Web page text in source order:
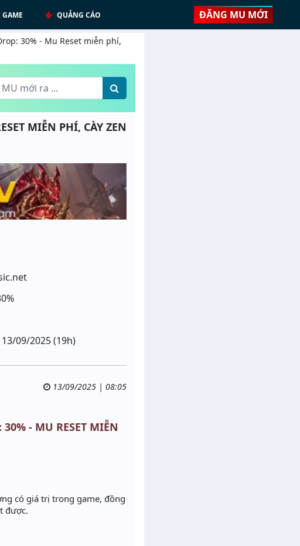
QUẢNG CÁO ĐĂNG MU MỚI
30% - Mu Reset miễn phí,
MIỄN PHÍ, CÀY ZEN
13/09/2025 (19h)
13/09/2025 | 08:05
- MU RESET MIỄN
có giá trị trong game, đồng
được.